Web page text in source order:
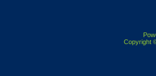
Copyright